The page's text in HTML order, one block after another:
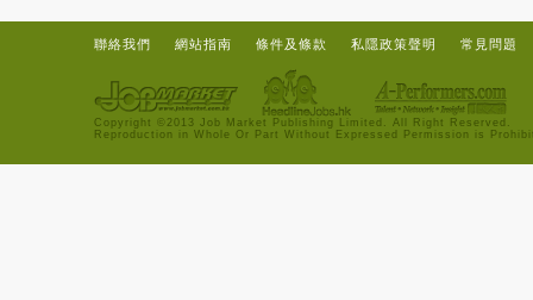
聯絡我們 網站指南 條件及條款 私隱政策聲明 常見問題
Copyright ©2013 Job Market Publishing Limited. All Right Reserved.
Reproduction in Whole Or Part Without Expressed Permission is